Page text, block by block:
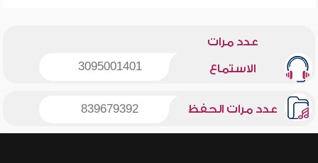
عدد مرات
الاستماع 3095001401
عدد مرات الحفظ 839679392